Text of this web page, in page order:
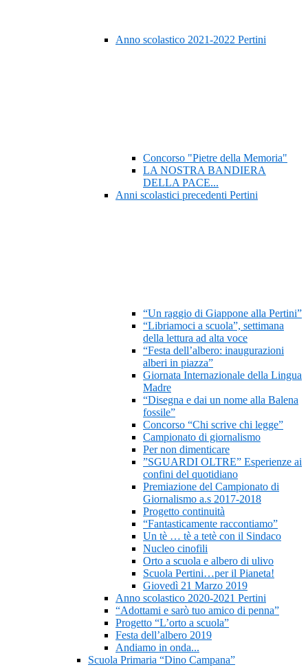
Anno scolastico 2021-2022 Pertini
Concorso "Pietre della Memoria"
LA NOSTRA BANDIERA
DELLA PACE...
Anni scolastici precedenti Pertini
“Un raggio di Giappone alla Pertini”
“Libriamoci a scuola”, settimana
della lettura ad alta voce
“Festa dell’albero: inaugurazioni
alberi in piazza”
Giornata Internazionale della Lingua
Madre
“Disegna e dai un nome alla Balena
fossile”
Concorso “Chi scrive chi legge”
Campionato di giornalismo
Per non dimenticare
”SGUARDI OLTRE” Esperienze ai
confini del quotidiano
Premiazione del Campionato di
Giornalismo a.s 2017-2018
Progetto continuità
“Fantasticamente raccontiamo”
Un tè … tè a tetè con il Sindaco
Nucleo cinofili
Orto a scuola e albero di ulivo
Scuola Pertini…per il Pianeta!
Giovedì 21 Marzo 2019
Anno scolastico 2020-2021 Pertini
“Adottami e sarò tuo amico di penna”
Progetto “L’orto a scuola”
Festa dell’albero 2019
Andiamo in onda...
Scuola Primaria “Dino Campana”